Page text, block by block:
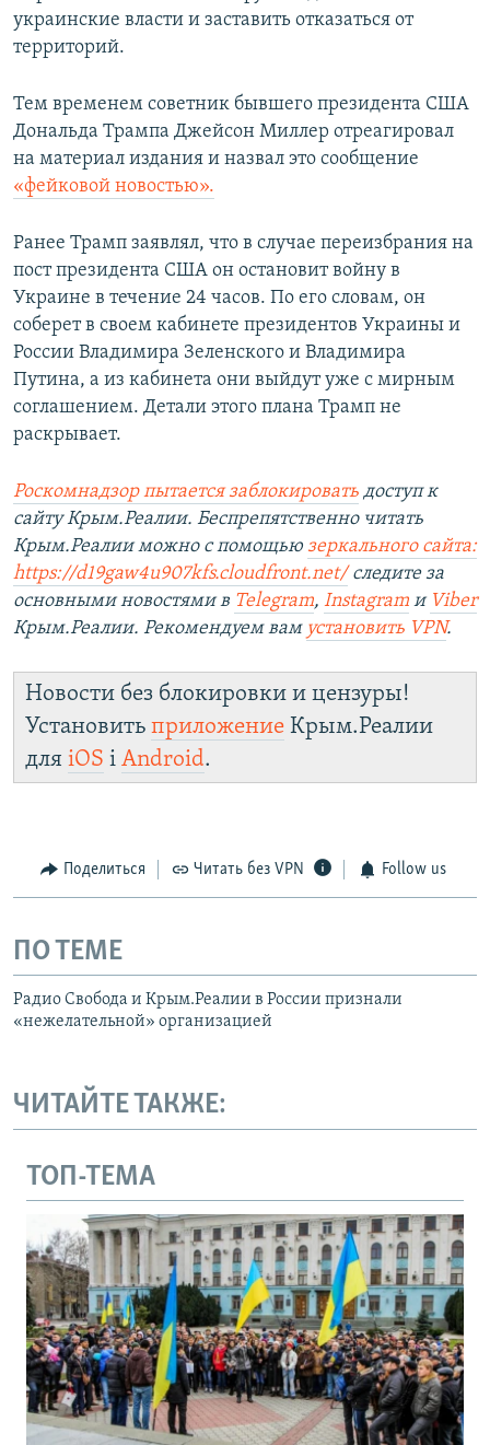
украинские власти и заставить отказаться от
территорий.
Тем временем советник бывшего президента США
Дональда Трампа Джейсон Миллер отреагировал
на материал издания и назвал это сообщение
«фейковой новостью».
Ранее Трамп заявлял, что в случае переизбрания на
пост президента США он остановит войну в
Украине в течение 24 часов. По его словам, он
соберет в своем кабинете президентов Украины и
России Владимира Зеленского и Владимира
Путина, а из кабинета они выйдут уже с мирным
соглашением. Детали этого плана Трамп не
раскрывает.
Роскомнадзор пытается заблокировать доступ к
сайту Крым.Реалии. Беспрепятственно читать
Крым.Реалии можно с помощью зеркального сайта:
https://d19gaw4u907kfs.cloudfront.net/следите за
основными новостями в Telegram, Instagram и Viber
Крым.Реалии. Рекомендуем вам установить VPN.
Новости без блокировки и цензуры!
Установить приложение Крым.Реалии
для iOS і Android.
Поделиться Читать без VPN Follow us
ПО ТЕМЕ
Радио Свобода и Крым.Реалии в России признали
«нежелательной» организацией
ЧИТАЙТЕ ТАКЖЕ:
ТОП-ТЕМА